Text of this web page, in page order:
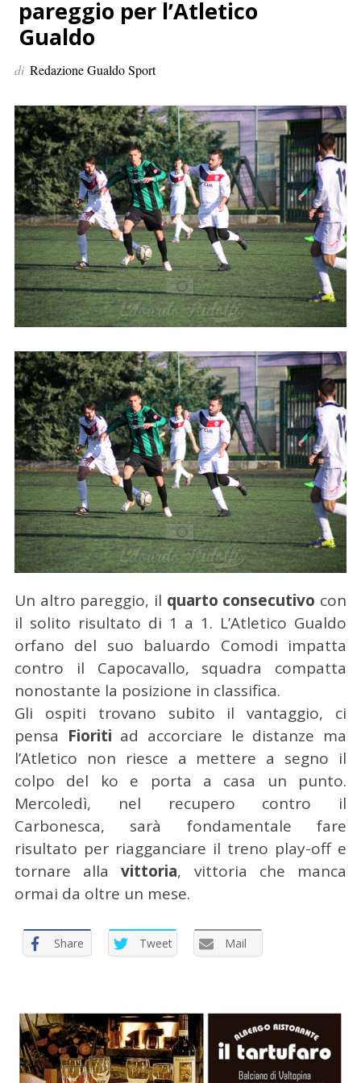
e
r
:
pareggio per l’Atletico
Gualdo
di Redazione Gualdo Sport
Un altro pareggio, il quarto consecutivo con
il solito risultato di 1 a 1. L’Atletico Gualdo
orfano del suo baluardo Comodi impatta
contro il Capocavallo, squadra compatta
nonostante la posizione in classifica.
Gli ospiti trovano subito il vantaggio, ci
pensa Fioriti ad accorciare le distanze ma
l’Atletico non riesce a mettere a segno il
colpo del ko e porta a casa un punto.
Mercoledì, nel recupero contro il
Carbonesca, sarà fondamentale fare
risultato per riagganciare il treno play-off e
tornare allavittoria, vittoria che manca
ormai da oltre un mese.
Share Tweet Mail
C
e
r